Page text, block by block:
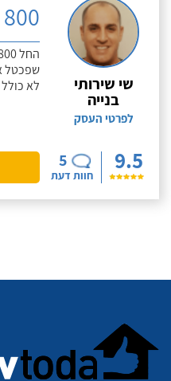
שי שירותי
בנייה
לפרטי העסק
9.5
5
חוות דעת
800
לא